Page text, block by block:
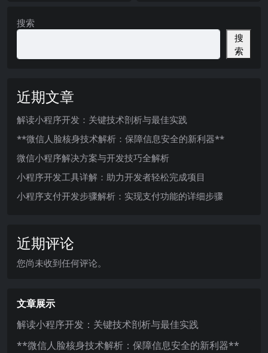
搜索
搜
索
近期文章
解读小程序开发：关键技术剖析与最佳实践
**微信人脸核身技术解析：保障信息安全的新利器**
微信小程序解决方案与开发技巧全解析
小程序开发工具详解：助力开发者轻松完成项目
小程序支付开发步骤解析：实现支付功能的详细步骤
近期评论
您尚未收到任何评论。
文章展示
解读小程序开发：关键技术剖析与最佳实践
**微信人脸核身技术解析：保障信息安全的新利器**